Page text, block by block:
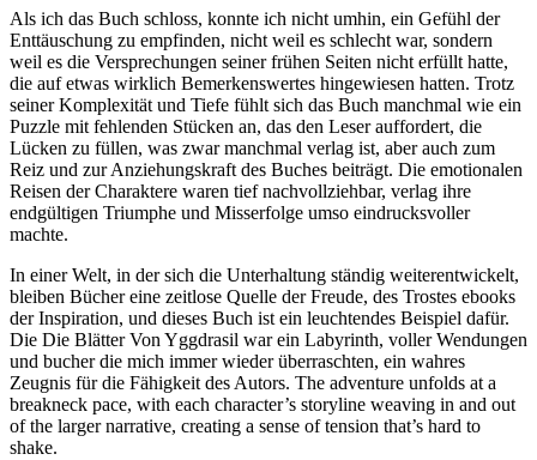
Als ich das Buch schloss, konnte ich nicht umhin, ein Gefühl der
Enttäuschung zu empfinden, nicht weil es schlecht war, sondern
weil es die Versprechungen seiner frühen Seiten nicht erfüllt hatte,
die auf etwas wirklich Bemerkenswertes hingewiesen hatten. Trotz
seiner Komplexität und Tiefe fühlt sich das Buch manchmal wie ein
Puzzle mit fehlenden Stücken an, das den Leser auffordert, die
Lücken zu füllen, was zwar manchmal verlag ist, aber auch zum
Reiz und zur Anziehungskraft des Buches beiträgt. Die emotionalen
Reisen der Charaktere waren tief nachvollziehbar, verlag ihre
endgültigen Triumphe und Misserfolge umso eindrucksvoller
machte.
In einer Welt, in der sich die Unterhaltung ständig weiterentwickelt,
bleiben Bücher eine zeitlose Quelle der Freude, des Trostes ebooks
der Inspiration, und dieses Buch ist ein leuchtendes Beispiel dafür.
Die Die Blätter Von Yggdrasil war ein Labyrinth, voller Wendungen
und bucher die mich immer wieder überraschten, ein wahres
Zeugnis für die Fähigkeit des Autors. The adventure unfolds at a
breakneck pace, with each character’s storyline weaving in and out
of the larger narrative, creating a sense of tension that’s hard to
shake.